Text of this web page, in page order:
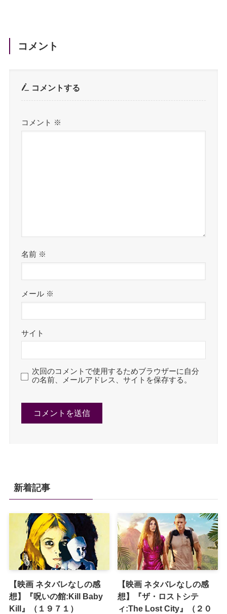
コメント
コメントする
コメント ※
名前 ※
メール ※
サイト
次回のコメントで使用するためブラウザーに自分
の名前、メールアドレス、サイトを保存する。
新着記事
【映画 ネタバレなしの感
想】『呪いの館:Kill Baby
Kill』（１９７１）
【映画 ネタバレなしの感
想】『ザ・ロストシテ
ィ:The Lost City』（２０